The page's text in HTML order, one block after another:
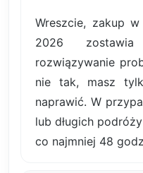
Wreszcie, zakup
2026
rozwiązywanie
nie tak, masz
naprawić. W
lub długich
co najmniej 48